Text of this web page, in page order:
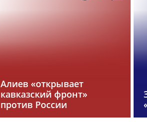
Алиев «открывает
кавказский фронт»
против России